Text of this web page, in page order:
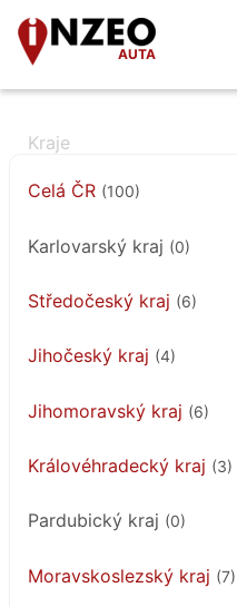
AUTA
Celá ČR (100)
Karlovarský kraj (0)
Středočeský kraj (6)
Jihočeský kraj (4)
Jihomoravský kraj (6)
Královéhradecký kraj (3)
Pardubický kraj (0)
Moravskoslezský kraj (7)